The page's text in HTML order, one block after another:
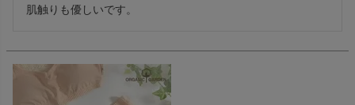
肌触りも優しいです。